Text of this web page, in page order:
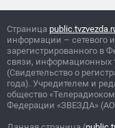
Страница
информации – сетевого
зарегистрированного в
связи, информационных
(Свидетельство о
года). Учредителем и
общество
Федерации «ЗВЕЗДА»